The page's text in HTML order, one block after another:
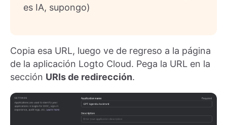
es IA, supongo)
Copia esa URL, luego ve de regreso a la página
de la aplicación Logto Cloud. Pega la URL en la
sección URIs de redirección.